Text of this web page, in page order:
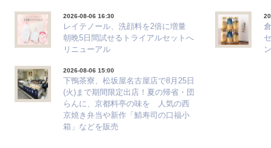
2026-08-06 16:30
レイテノール、洗顔料を2倍に増量
朝晩5日間試せるトライアルセットへ
リニューアル
2026-08-06 15:00
下鴨茶寮、松坂屋名古屋店で8月25日
(火)まで期間限定出店！夏の帰省・団
らんに、京都料亭の味を 人気の西
京焼き弁当や新作「鯖寿司の口福小
箱」などを販売